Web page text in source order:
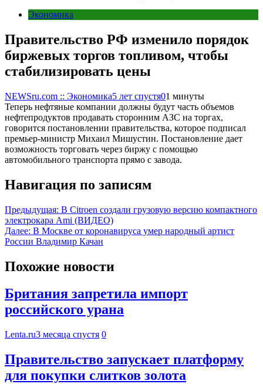
Экономика
Правительство РФ изменило порядок
биржевых торгов топливом, чтобы
стабилизировать цены
NEWSru.com :: Экономика5 лет спустя01 минуты
Теперь нефтяные компании должны будут часть объемов
нефтепродуктов продавать сторонним АЗС на торгах,
говорится постановлении правительства, которое подписал
премьер-министр Михаил Мишустин. Постановление дает
возможность торговать через биржу с помощью
автомобильного транспорта прямо с завода.
Навигация по записям
Предыдущая: В Citroen создали грузовую версию компактного
электрокара Ami (ВИДЕО)
Далее: В Москве от коронавируса умер народный артист
России Владимир Качан
Похожие новости
Британия запретила импорт
российского урана
Lenta.ru3 месяца спустя 0
Правительство запускает платформу
для покупки слитков золота